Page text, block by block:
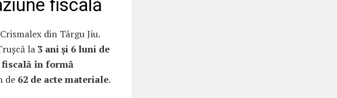
fiscală
din Târgu Jiu.
la 3 ani și 6 luni de
fiscală în formă
de 62 de acte materiale.